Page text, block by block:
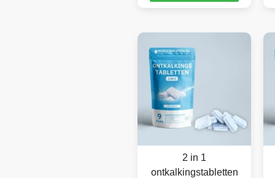
2 in 1
ontkalkingstabletten